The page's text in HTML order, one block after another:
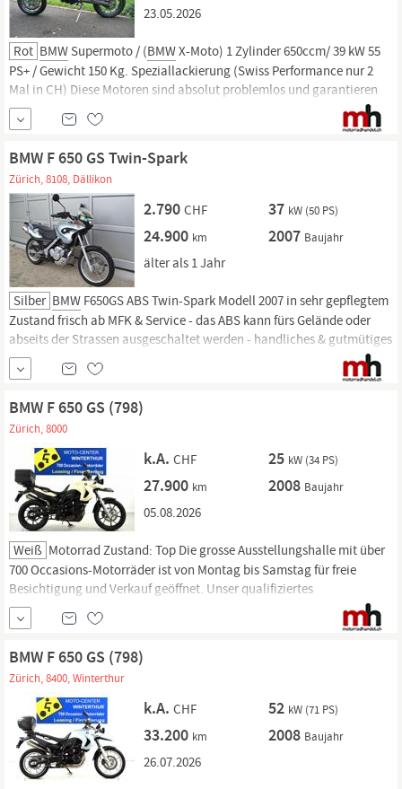
23.05.2026
Rot BMW Supermoto / (BMWX-Moto) 1 Zylinder 650ccm/ 39 kW 55
PS+ / Gewicht 150 Kg. Speziallackierung (Swiss Performance nur 2
Mal in CH) Diese Motoren sind absolut problemlos und garantieren
ein hohe Kilometerlaufleistung ohne Probleme. Topzustand, sie hat
Power und macht richtig Spass. Reifen müssen erneuert werden.
BMW F 650 GS Twin-Spark
Zürich, 8108, Dällikon
2.790 CHF 37 kW (50 PS)
24.900 km 2007 Baujahr
älter als 1 Jahr
Silber BMW F650GS ABS Twin-Spark Modell 2007 in sehr gepflegtem
Zustand frisch ab MFK & Service - das ABS kann fürs Gelände oder
abseits der Strassen ausgeschaltet werden - handliches & gutmütiges
BMW
Einzylinder-Modell mit 650er Rotax 4-Ventil Twin-Spark Motor
aus österreichischer Produktion - der langlebige 1Zyl.
BMW F 650 GS (798)
Zürich, 8000
k.A. CHF 25 kW (34 PS)
27.900 km 2008 Baujahr
05.08.2026
Weiß Motorrad Zustand: Top Die grosse Ausstellungshalle mit über
700 Occasions-Motorräder ist von Montag bis Samstag für freie
Besichtigung und Verkauf geöffnet. Unser qualifiziertes
Werkstattteam steht für Reparaturen und Service von Dienstag bis
Freitag für Sie bereit. 3 Monate Garantie, MFK, ab Service, Eintausch,
BMW F 650 GS (798)
Zürich, 8400, Winterthur
k.A. CHF 52 kW (71 PS)
33.200 km 2008 Baujahr
26.07.2026